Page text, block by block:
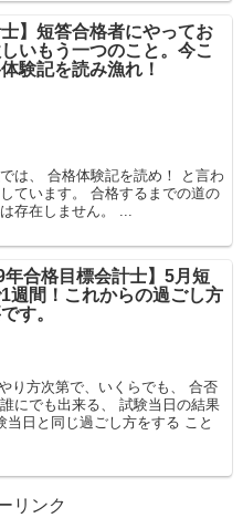
士】短答合格者にやってお
いもう一つのこと。今こ
験記を読み漁れ！
は、 合格体験記を読め！ と言わ
ています。 合格するまでの道の
存在しません。 ...
年合格目標会計士】5月短
週間！これからの過ごし方
す。
り方次第で、いくらでも、 合否
にでも出来る、 試験当日の結果
日と同じ過ごし方をする こと
リンク